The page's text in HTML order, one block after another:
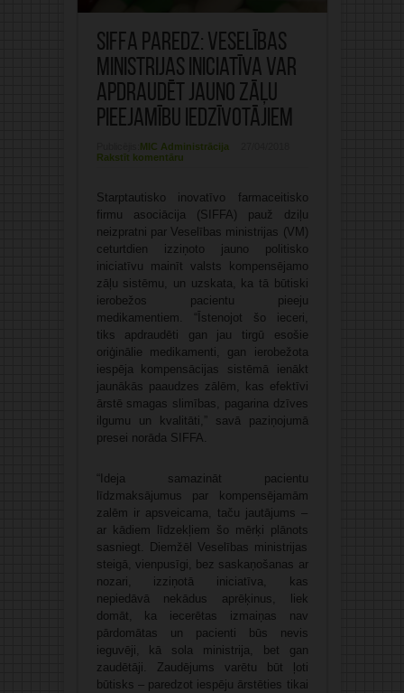
SIFFA paredz: Veselības
ministrijas iniciatīva var
apdraudēt jauno zāļu
pieejamību iedzīvotājiem
MIC Administrācija
Rakstīt komentāru
Starptautisko inovatīvo farmaceitisko
firmu asociācija (SIFFA) pauž dziļu
neizpratni par Veselības ministrijas (VM)
ceturtdien izziņoto jauno politisko
iniciatīvu mainīt valsts kompensējamo
zāļu sistēmu, un uzskata, ka tā būtiski
ierobežos pacientu pieeju
medikamentiem. “Īstenojot šo ieceri,
tiks apdraudēti gan jau tirgū esošie
oriģinālie medikamenti, gan ierobežota
iespēja kompensācijas sistēmā ienākt
jaunākās paaudzes zālēm, kas efektīvi
ārstē smagas slimības, pagarina dzīves
ilgumu un kvalitāti,” savā paziņojumā
presei norāda SIFFA.
“Ideja samazināt pacientu
līdzmaksājumus par kompensējamām
zalēm ir apsveicama, taču jautājums –
ar kādiem līdzekļiem šo mērķi plānots
sasniegt. Diemžēl Veselības ministrijas
steigā, vienpusīgi, bez saskaņošanas ar
nozari, izziņotā iniciatīva, kas
nepiedāvā nekādus aprēķinus, liek
domāt, ka iecerētas izmaiņas nav
pārdomātas un pacienti būs nevis
ieguvēji, kā sola ministrija, bet gan
zaudētāji. Zaudējums varētu būt ļoti
būtisks – paredzot iespēju ārstēties tikai